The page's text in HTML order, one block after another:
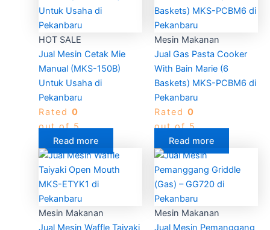
HOT SALE
Jual Mesin Cetak Mie
Manual (MKS-150B)
Untuk Usaha di
Pekanbaru
Rated 0
out of 5
Read more
Mesin Makanan
Jual Gas Pasta Cooker
With Bain Marie (6
Baskets) MKS-PCBM6 di
Pekanbaru
Rated 0
out of 5
Read more
Mesin Makanan
Jual Mesin Waffle Taiyaki
Mesin Makanan
Jual Mesin Pemanggang